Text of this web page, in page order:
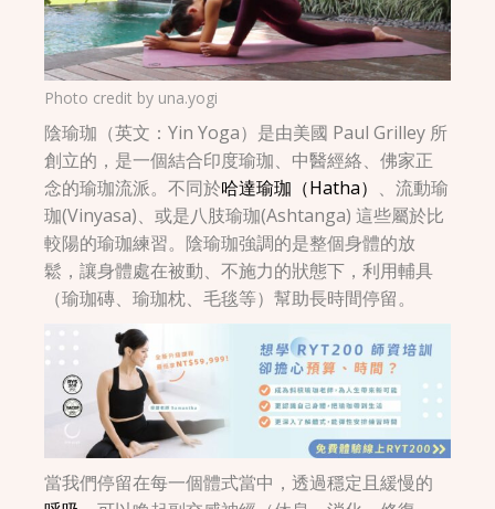
Photo credit by una.yogi
陰瑜珈（英文：Yin Yoga）是由美國 Paul Grilley 所
創立的，是一個結合印度瑜珈、中醫經絡、佛家正
念的瑜珈流派。不同於哈達瑜珈（Hatha） 、流動瑜
珈(Vinyasa)、或是八肢瑜珈(Ashtanga) 這些屬於比
較陽的瑜珈練習。陰瑜珈強調的是整個身體的放
鬆，讓身體處在被動、不施力的狀態下，利用輔具
（瑜珈磚、瑜珈枕、毛毯等）幫助長時間停留。
當我們停留在每一個體式當中，透過穩定且緩慢的